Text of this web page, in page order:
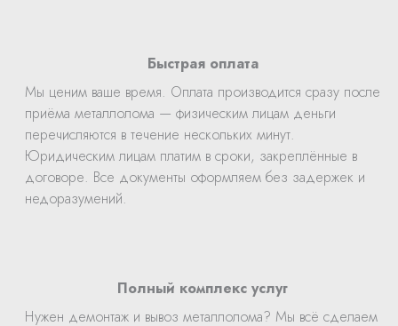
Быстрая оплата
Мы ценим ваше время. Оплата производится сразу после
приёма металлолома — физическим лицам деньги
перечисляются в течение нескольких минут.
Юридическим лицам платим в сроки, закреплённые в
договоре. Все документы оформляем без задержек и
недоразумений.
Полный комплекс услуг
Нужен демонтаж и вывоз металлолома? Мы всё сделаем